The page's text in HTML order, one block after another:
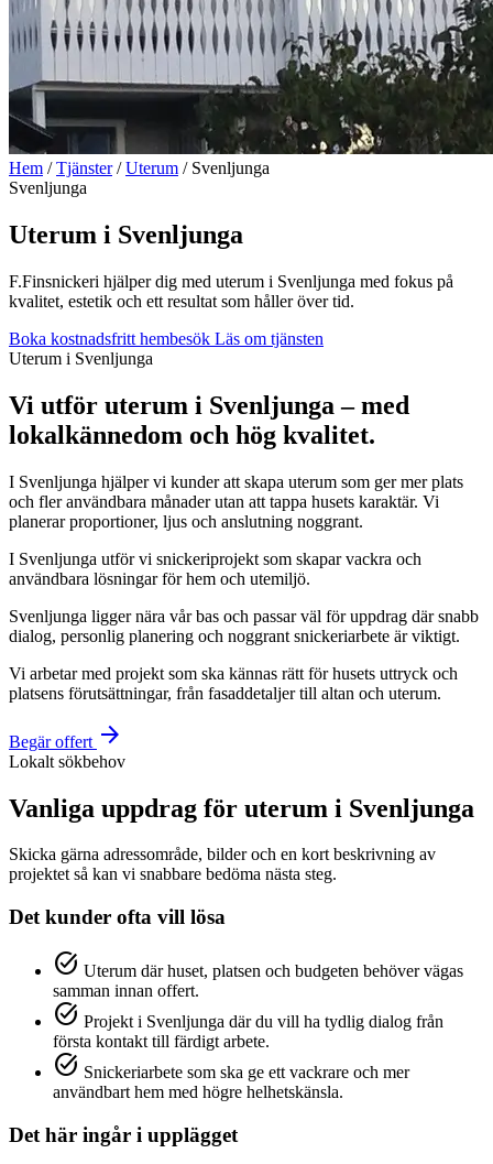
Hem / Tjänster / Uterum / Svenljunga
Svenljunga
Uterum i Svenljunga
F.Finsnickeri hjälper dig med uterum i Svenljunga med fokus på
kvalitet, estetik och ett resultat som håller över tid.
Boka kostnadsfritt hembesök Läs om tjänsten
Uterum i Svenljunga
Vi utför uterum i Svenljunga – med
lokalkännedom och hög kvalitet.
I Svenljunga hjälper vi kunder att skapa uterum som ger mer plats
och fler användbara månader utan att tappa husets karaktär. Vi
planerar proportioner, ljus och anslutning noggrant.
I Svenljunga utför vi snickeriprojekt som skapar vackra och
användbara lösningar för hem och utemiljö.
Svenljunga ligger nära vår bas och passar väl för uppdrag där snabb
dialog, personlig planering och noggrant snickeriarbete är viktigt.
Vi arbetar med projekt som ska kännas rätt för husets uttryck och
platsens förutsättningar, från fasaddetaljer till altan och uterum.
Begär offert arrow_forward
Lokalt sökbehov
Vanliga uppdrag för uterum i Svenljunga
Skicka gärna adressområde, bilder och en kort beskrivning av
projektet så kan vi snabbare bedöma nästa steg.
Det kunder ofta vill lösa
task_alt Uterum där huset, platsen och budgeten behöver vägas
samman innan offert.
task_alt Projekt i Svenljunga där du vill ha tydlig dialog från
första kontakt till färdigt arbete.
task_alt Snickeriarbete som ska ge ett vackrare och mer
användbart hem med högre helhetskänsla.
Det här ingår i upplägget